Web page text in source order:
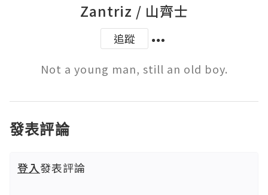
Zantriz / 山齊士
追蹤
發表評論
登入發表評論